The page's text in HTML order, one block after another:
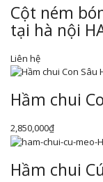
Cột ném
tại hà nội
Liên hệ
Hầm chui
2,850,000₫
Hầm chui